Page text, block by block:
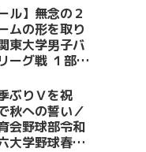
ル】無念の２
ムの形を取り
東大学男子バ
ーグ戦 １部・
ぶりＶを祝
への誓い／
会野球部令和
大学野球春季